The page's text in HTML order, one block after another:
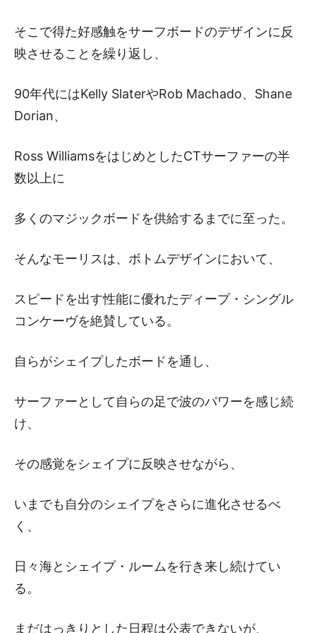
そこで得た好感触をサーフボードのデザインに反
映させることを繰り返し、
90年代にはKelly SlaterやRob Machado、Shane
Dorian、
Ross WilliamsをはじめとしたCTサーファーの半
数以上に
多くのマジックボードを供給するまでに至った。
そんなモーリスは、ボトムデザインにおいて、
スピードを出す性能に優れたディープ・シングル
コンケーヴを絶賛している。
自らがシェイプしたボードを通し、
サーファーとして自らの足で波のパワーを感じ続
け、
その感覚をシェイプに反映させながら、
いまでも自分のシェイプをさらに進化させるべ
く、
日々海とシェイプ・ルームを行き来し続けてい
る。
まだはっきりとした日程は公表できないが、